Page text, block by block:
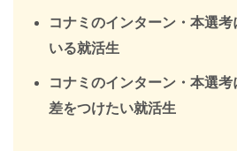
コナミのインターン・本選
いる就活生
コナミのインターン・本選
差をつけたい就活生